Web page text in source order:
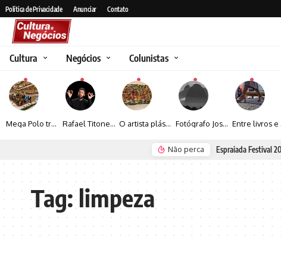
Política de Privacidade Anunciar Contato
Cultura Negócios Colunistas
Mega Polo transforma lançamento de coleção em plataforma nacional de negócios e projeta crescimento de mais de 15% Rafael Titonelly leva magia e acolhimento a crianças em tratamento oncológico em Juiz de Fora O artista plástico Jorge Luiz transforma sustentabilidade e criatividade em arte contemporânea Fotógrafo José Roberto apresenta um olhar sensível sobre arquitetura, formas e luz na fotografia
Não perca Espraiada Festival
Tag:limpeza